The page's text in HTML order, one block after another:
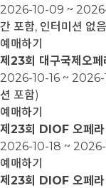
2026-10-09 ~
간 포함, 인터미션 없
예매하기
제23회 대구국제오
2026-10-16 ~ 2026-
션 포함)
예매하기
제23회 DIOF 오페
2026-10-18 ~
예매하기
제23회 DIOF 오페라